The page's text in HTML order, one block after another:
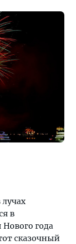
в
года
сказочный